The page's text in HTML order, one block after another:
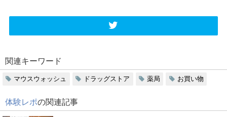
関連キーワード
マウスウォッシュ ドラッグストア 薬局 お買い物
体験レポの関連記事